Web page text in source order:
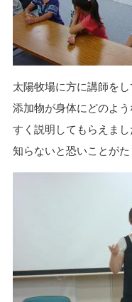
太陽牧場に方に講師をし
添加物が身体にどのよ
すく説明してもらえまし
知らないと恐いことがた